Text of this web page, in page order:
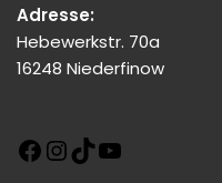
Adresse:
Hebewerkstr. 70a
16248 Niederfinow